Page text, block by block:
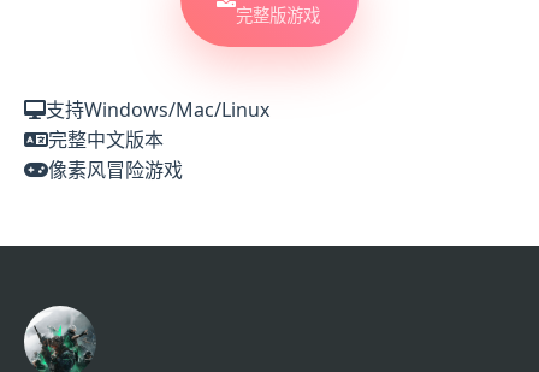
完整版游戏
支持Windows/Mac/Linux
完整中文版本
像素风冒险游戏